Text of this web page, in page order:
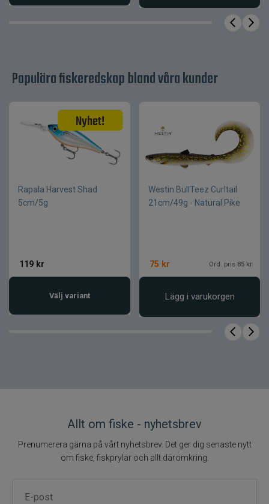
Populära fiskeredskap bland våra kunder
Rapala Harvest Shad
5cm/5g
119 kr
Välj variant
Westin BullTeez Curltail
21cm/49g - Natural Pike
75 kr Ord. pris 85 kr
Lägg i varukorgen
Allt om fiske - nyhetsbrev
Prenumerera gärna på vårt nyhetsbrev. Det ger dig senaste nytt
om fiske, fiskprylar och allt däromkring.